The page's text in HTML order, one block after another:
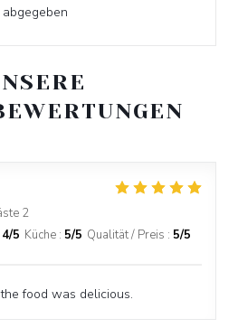
2
4/5 Küche : 5/5 Qualität / Preis : 5/5
food was delicious.
abgegeben